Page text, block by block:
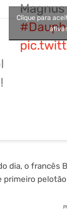
Clique para
dia, o francês